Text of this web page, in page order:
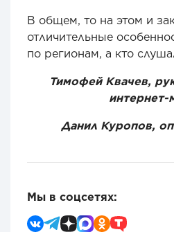
В общем, то на этом и
отличительные
по регионам, а кто
Тимофей Квачев,
интернет-
Данил Куропов,
Мы в соцсетях: